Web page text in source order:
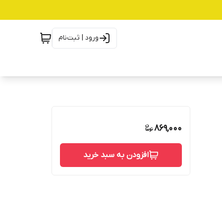
ورود | ثبت‌نام
869,000
افزودن به سبد خرید